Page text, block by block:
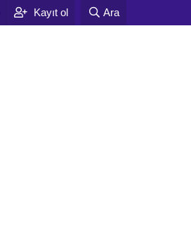
Kayıt ol Ara